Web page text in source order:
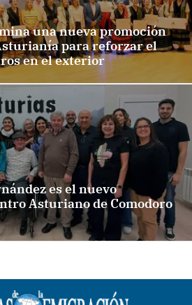
una nueva promoción
para reforzar el
en el exterior
es el nuevo
Asturiano de Comodoro